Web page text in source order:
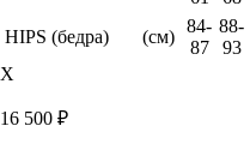
HIPS (бедра)
(см)
84-
87
88-
93
X
16 500 ₽